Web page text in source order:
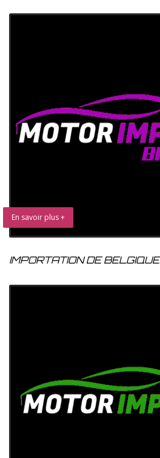
En savoir plus +
IMPORTATION DE BELGIQUE